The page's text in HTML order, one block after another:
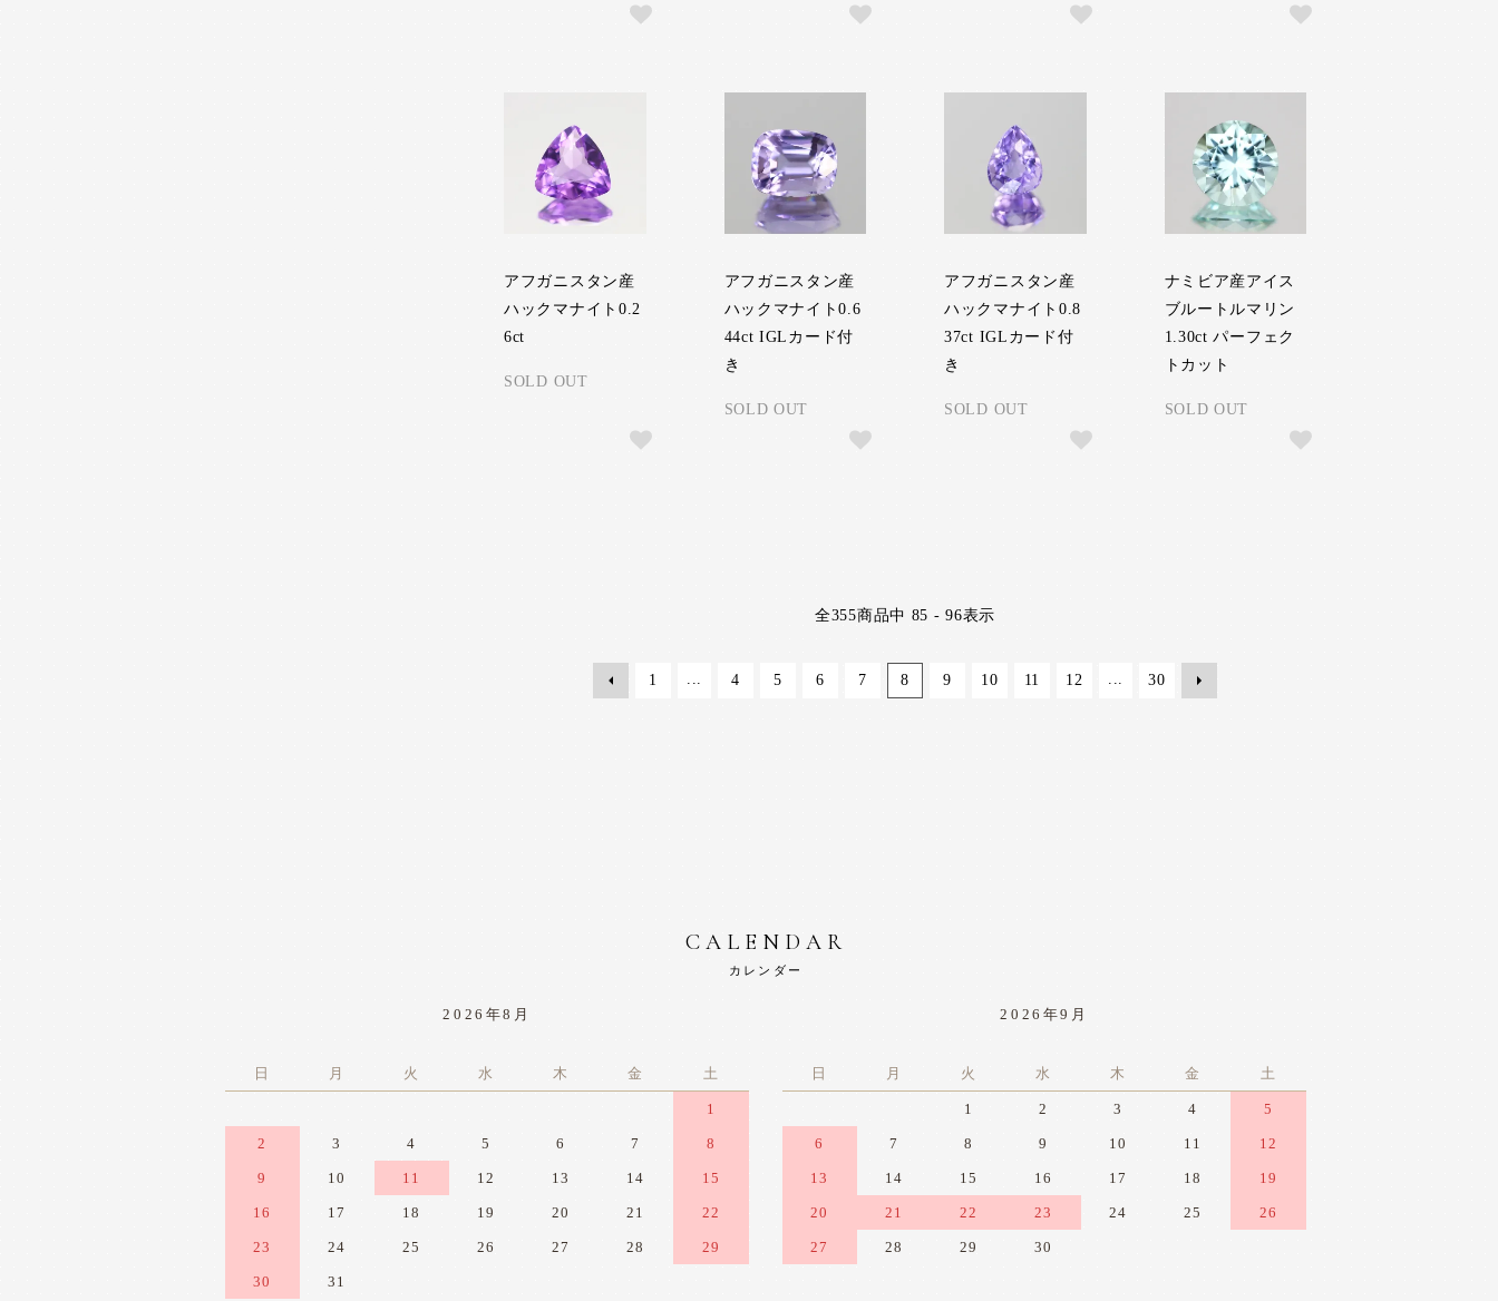
アフガニスタン産
ハックマナイト0.2
6ct
SOLD OUT
アフガニスタン産
ハックマナイト0.6
44ct IGLカード付
き
SOLD OUT
アフガニスタン産
ハックマナイト0.8
37ct IGLカード付
き
SOLD OUT
ナミビア産アイス
ブルートルマリン
1.30ct パーフェク
トカット
SOLD OUT
全355商品中 85 - 96表示
1 ... 4 5 6 7 8 9 10 11 12 ... 30
CALENDAR
カレンダー
2026年8月
日 月 火 水 木 金 土
1
2 3 4 5 6 7 8
9 10 11 12 13 14 15
16 17 18 19 20 21 22
23 24 25 26 27 28 29
30 31
2026年9月
日 月 火 水 木 金 土
1 2 3 4 5
6 7 8 9 10 11 12
13 14 15 16 17 18 19
20 21 22 23 24 25 26
27 28 29 30